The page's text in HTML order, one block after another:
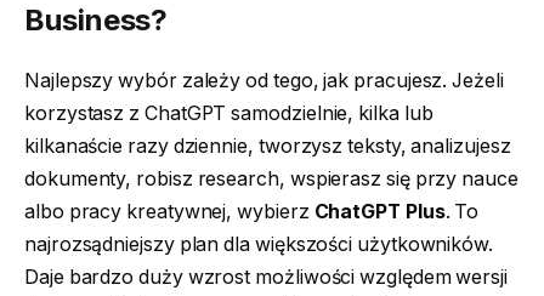
Business?
Najlepszy wybór zależy od tego, jak pracujesz. Jeżeli
korzystasz z ChatGPT samodzielnie, kilka lub
kilkanaście razy dziennie, tworzysz teksty, analizujesz
dokumenty, robisz research, wspierasz się przy nauce
albo pracy kreatywnej, wybierz ChatGPT Plus. To
najrozsądniejszy plan dla większości użytkowników.
Daje bardzo duży wzrost możliwości względem wersji